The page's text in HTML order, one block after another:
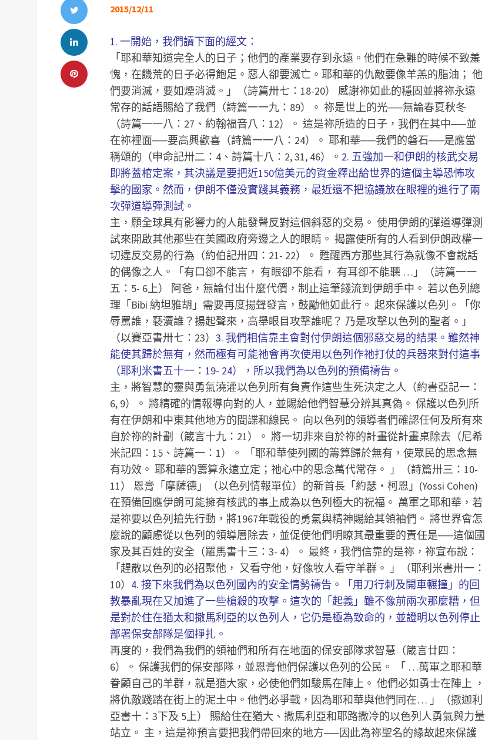
2015/12/11
1. 一開始，我們讀下面的經文：
「耶和華知道完全人的日子；他們的產業要存到永遠。他們在急難的時候不致羞
愧，在饑荒的日子必得飽足。惡人卻要滅亡。耶和華的仇敵要像羊羔的脂油； 他
們要消滅，要如煙消滅。」（詩篇卅七：18-20）
感謝祢如此的穩固並將祢永遠
常存的話語賜給了我們（詩篇一一九：89）。 祢是世上的光──無論春夏秋冬
（詩篇一一八：27、約翰福音八：12）。 這是祢所造的日子，我們在其中──並
在祢裡面──要高興歡喜（詩篇一一八：24）。 耶和華──我們的磐石──是應當
稱頌的（申命記卅二：4、詩篇十八：2, 31, 46）。 2. 五強加一和伊朗的核武交易
即將蓋棺定案，其決議是要把近150億美元的資金釋出給世界的這個主導恐怖攻
擊的國家。然而，伊朗不僅没實踐其義務，最近還不把協議放在眼裡的進行了兩
次彈道導彈測試。
主，願全球具有影響力的人能發聲反對這個斜惡的交易。 使用伊朗的彈道導彈測
試來開啟其他那些在美國政府旁邊之人的眼睛。 揭露使所有的人看到伊朗政權一
切違反交易的行為（約伯記卅四：21- 22）。 甦醒西方那些其行為就像不會說話
的偶像之人。「有口卻不能言， 有眼卻不能看， 有耳卻不能聽 …」（詩篇一一
五：5- 6上）
阿爸，無論付出什麼代價，制止這筆錢流到伊朗手中。 若以色列總
理「Bibi 納坦雅胡」需要再度揚聲發言，鼓勵他如此行。 起來保護以色列。「你
辱罵誰，褻瀆誰？揚起聲來，高舉眼目攻擊誰呢？ 乃是攻擊以色列的聖者。」
（以賽亞書卅七：23） 3. 我們相信靠主會對付伊朗這個邪惡交易的結果。雖然神
能使其歸於無有，然而極有可能祂會再次使用以色列作祂打仗的兵器來對付這事
（耶利米書五十一：19- 24），所以我們為以色列的預備禱告。
主，將智慧的靈與勇氣澆灌以色列所有負責作這些生死決定之人（約書亞記一：
6, 9）。 將精確的情報導向對的人，並賜給他們智慧分辨其真偽。 保護以色列所
有在伊朗和中東其他地方的間諜和線民。 向以色列的領導者們確認任何及所有來
自於祢的計劃（箴言十九：21）。 將一切非來自於祢的計畫從計畫桌除去（尼希
米記四：15、詩篇一：1）。
「耶和華使列國的籌算歸於無有，使眾民的思念無
有功效。 耶和華的籌算永遠立定；祂心中的思念萬代常存。 」（詩篇卅三：10-
11）
恩膏「摩薩德」（以色列情報單位）的新首長「約瑟‧柯恩」(Yossi Cohen)
在預備回應伊朗可能擁有核武的事上成為以色列極大的祝福。 萬軍之耶和華，若
是祢要以色列搶先行動，將1967年戰役的勇氣與精神賜給其領袖們。 將世界會怎
麼說的顧慮從以色列的領導層除去，並促使他們明瞭其最重要的責任是──這個國
家及其百姓的安全（羅馬書十三：3- 4）。 最終，我們信靠的是祢，祢宣布說：
「趕散以色列的必招聚他， 又看守他，好像牧人看守羊群。 」（耶利米書卅一：
10） 4. 接下來我們為以色列國內的安全情勢禱告。「用刀行刺及開車輾撞」的回
教暴亂現在又加進了一些槍殺的攻擊。這次的「起義」雖不像前兩次那麼糟，但
是對於住在猶太和撒馬利亞的以色列人，它仍是極為致命的，並證明以色列停止
部署保安部隊是個掙扎。
再度的，我們為我們的領袖們和所有在地面的保安部隊求智慧（箴言廿四：
6）。 保護我們的保安部隊，並恩膏他們保護以色列的公民。
「 …萬軍之耶和華
眷顧自己的羊群，就是猶大家，必使他們如駿馬在陣上。 他們必如勇士在陣上 ，
將仇敵踐踏在街上的泥土中。他們必爭戰，因為耶和華與他們同在… 」（撒迦利
亞書十：3下及 5上）
賜給住在猶大、撒馬利亞和耶路撒冷的以色列人勇氣與力量
站立。 主，這是祢預言要把我們帶回來的地方──因此為祢聖名的緣故起來保護